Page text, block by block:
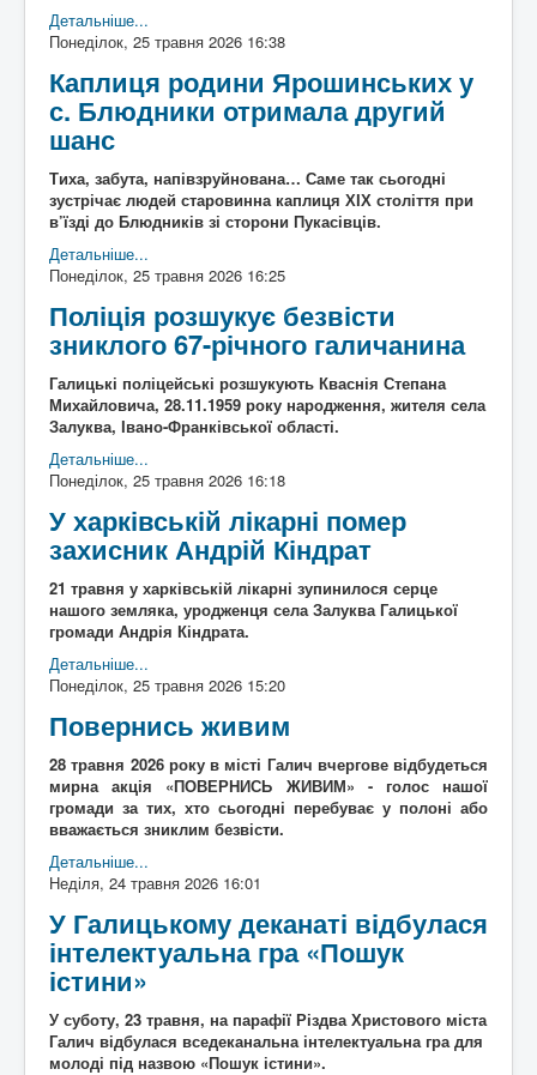
Детальніше...
Понеділок, 25 травня 2026 16:38
Каплиця родини Ярошинських у
с. Блюдники отримала другий
шанс
Тиха, забута, напівзруйнована… Саме так сьогодні
зустрічає людей старовинна каплиця ХІХ століття при
в’їзді до Блюдників зі сторони Пукасівців.
Детальніше...
Понеділок, 25 травня 2026 16:25
Поліція розшукує безвісти
зниклого 67-річного галичанина
Галицькі поліцейські розшукують Кваснія Степана
Михайловича, 28.11.1959 року народження, жителя села
Залуква, Івано-Франківської області.
Детальніше...
Понеділок, 25 травня 2026 16:18
У харківській лікарні помер
захисник Андрій Кіндрат
21 травня у харківській лікарні зупинилося серце
нашого земляка, уродженця села Залуква Галицької
громади Андрія Кіндрата.
Детальніше...
Понеділок, 25 травня 2026 15:20
Повернись живим
28 травня 2026 року в місті Галич вчергове відбудеться
мирна акція «ПОВЕРНИСЬ ЖИВИМ» - голос нашої
громади за тих, хто сьогодні перебуває у полоні або
вважається зниклим безвісти.
Детальніше...
Неділя, 24 травня 2026 16:01
У Галицькому деканаті відбулася
інтелектуальна гра «Пошук
істини»
У суботу, 23 травня, на парафії Різдва Христового міста
Галич відбулася вседеканальна інтелектуальна гра для
молоді під назвою «Пошук істини».